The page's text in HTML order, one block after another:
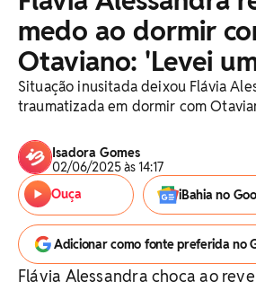
medo ao dormir
Otaviano: 'Levei
Situação inusitada deixou Flávia
traumatizada em dormir com
Isadora Gomes
02/06/2025 às 14:17
Ouça
iBahia no
Adicionar como fonte preferida no
Flávia Alessandra choca ao